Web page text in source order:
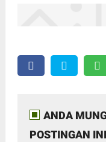
ANDA
POSTINGAN INI